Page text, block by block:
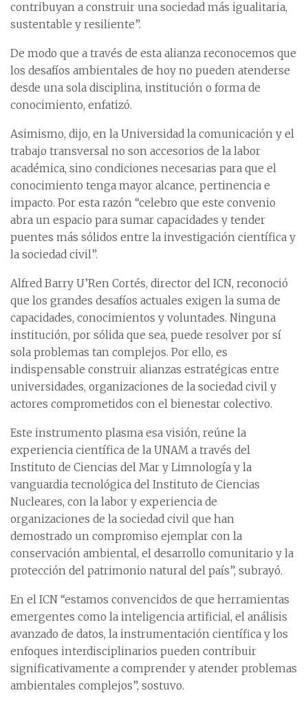
contribuyan a construir una sociedad más igualitaria,
sustentable y resiliente”.
De modo que a través de esta alianza reconocemos que
los desafíos ambientales de hoy no pueden atenderse
desde una sola disciplina, institución o forma de
conocimiento, enfatizó.
Asimismo, dijo, en la Universidad la comunicación y el
trabajo transversal no son accesorios de la labor
académica, sino condiciones necesarias para que el
conocimiento tenga mayor alcance, pertinencia e
impacto. Por esta razón “celebro que este convenio
abra un espacio para sumar capacidades y tender
puentes más sólidos entre la investigación científica y
la sociedad civil”.
Alfred Barry U’Ren Cortés, director del ICN, reconoció
que los grandes desafíos actuales exigen la suma de
capacidades, conocimientos y voluntades. Ninguna
institución, por sólida que sea, puede resolver por sí
sola problemas tan complejos. Por ello, es
indispensable construir alianzas estratégicas entre
universidades, organizaciones de la sociedad civil y
actores comprometidos con el bienestar colectivo.
Este instrumento plasma esa visión, reúne la
experiencia científica de la UNAM a través del
Instituto de Ciencias del Mar y Limnología y la
vanguardia tecnológica del Instituto de Ciencias
Nucleares, con la labor y experiencia de
organizaciones de la sociedad civil que han
demostrado un compromiso ejemplar con la
conservación ambiental, el desarrollo comunitario y la
protección del patrimonio natural del país”, subrayó.
En el ICN “estamos convencidos de que herramientas
emergentes como la inteligencia artificial, el análisis
avanzado de datos, la instrumentación científica y los
enfoques interdisciplinarios pueden contribuir
significativamente a comprender y atender problemas
ambientales complejos”, sostuvo.